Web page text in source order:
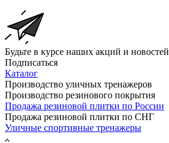
Будьте в курсе наших акций и новостей
Подписаться
Каталог
Производство уличных тренажеров
Производство резинового покрытия
Продажа резиновой плитки по России
Продажа резиновой плитки по СНГ
Уличные спортивные тренажеры